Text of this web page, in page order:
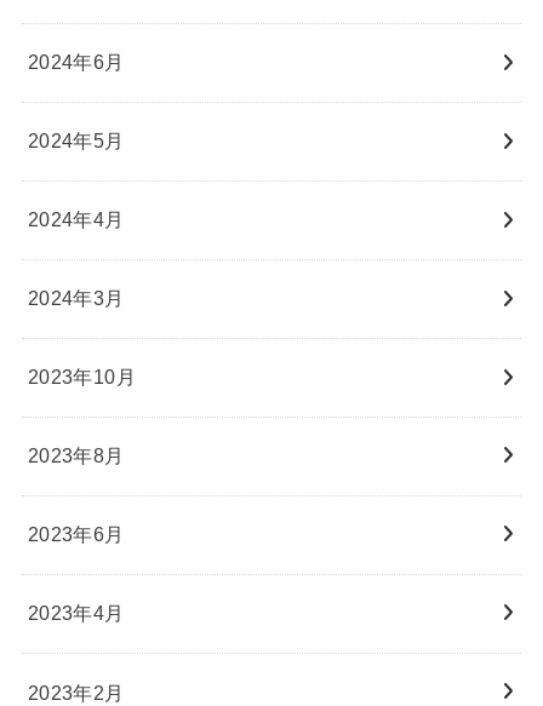
2024年6月
2024年5月
2024年4月
2024年3月
2023年10月
2023年8月
2023年6月
2023年4月
2023年2月